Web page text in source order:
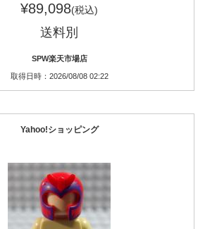
¥89,098(税込)
送料別
SPW楽天市場店
取得日時：2026/08/08 02:22
Yahoo!ショッピング